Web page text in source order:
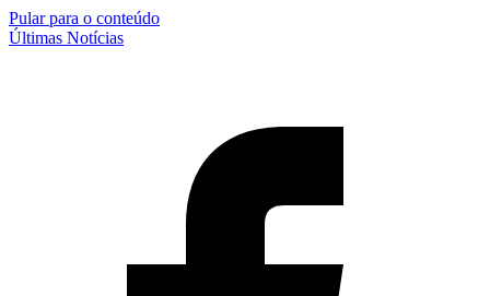
Pular para o conteúdo
Últimas Notícias